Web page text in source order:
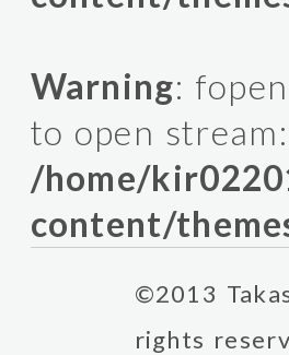
Warning:
to open
/home/
content/
©2013
rights